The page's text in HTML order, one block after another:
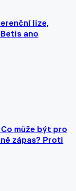
lize,
ano
může být pro
zápas? Proti